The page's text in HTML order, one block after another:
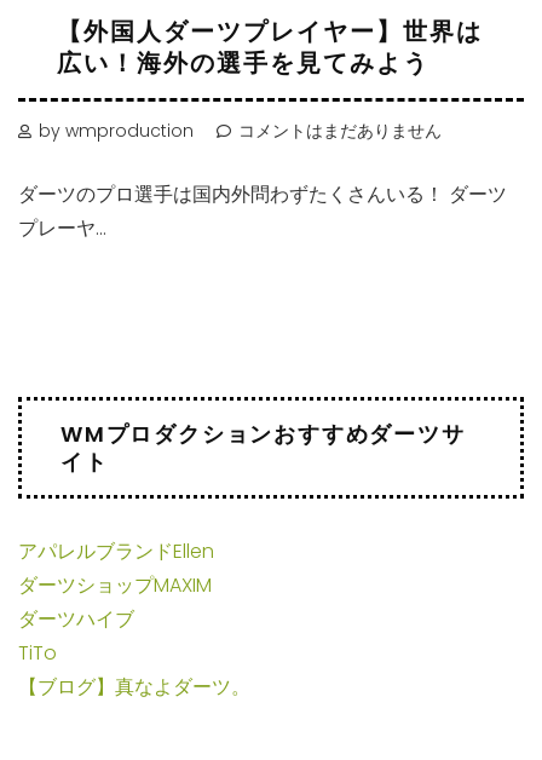
【外国人ダーツプレイヤー】世界は
広い！海外の選手を見てみよう
by wmproduction コメントはまだありません
ダーツのプロ選手は国内外問わずたくさんいる！ ダーツ
プレーヤ...
WMプロダクションおすすめダーツサ
イト
アパレルブランドEllen
ダーツショップMAXIM
ダーツハイブ
TiTo
【ブログ】真なよダーツ。